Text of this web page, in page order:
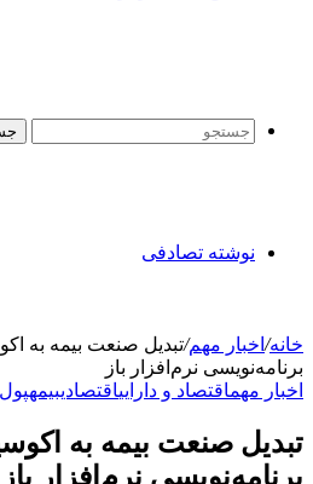
نوشته تصادفی
خانه/ اخبار مهم/تبدیل صنعت بیمه به
برنامه‌نویسی نرم‌افزار باز
اخبار مهماقتصاد و داراییاقتصادیبیمه
تبدیل صنعت بیمه به
برنامه‌نویسی نرم‌افزار باز